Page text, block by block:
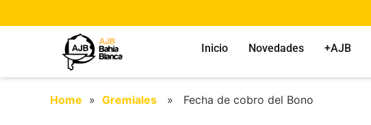
Inicio Novedades +AJB
Home »Gremiales » Fecha de cobro del Bono